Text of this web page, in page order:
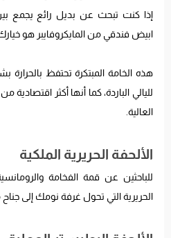
إذا كنت تبحث عن بديل رائع يجمع
ابيض فندقي من المايكروفايبر هو خيارك
هذه الخامة المبتكرة تحتفظ بالحرارة
لليالي الباردة، كما أنها أكثر
العالية.
الألحفة الحريرية الملكية
للباحثين عن قمة الفخامة
الحريرية التي تحول غرفة نومك إلى جناح